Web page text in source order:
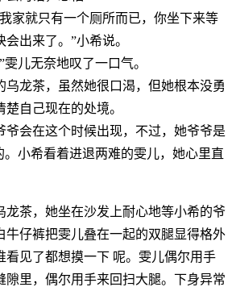
家就只有一个厕所而已，你坐下来等
出来了。”小希说。
儿无奈地叹了一口气。
龙茶，虽然她很口渴，但她根本没勇
自己现在的处境。
会在这个时候出现，不过，她爷爷是
。小希看着进退两难的雯儿，她心里直
茶，她坐在沙发上耐心地等小希的爷
牛仔裤把雯儿叠在一起的双腿显得格外
看见了都想摸一下 呢。雯儿偶尔用手
隙里，偶尔用手来回扫大腿。下身异常